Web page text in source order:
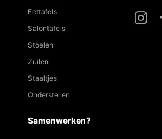
Eettafels
Salontafels
Stoelen
Zuilen
Staaltjes
Onderstellen
Samenwerken?